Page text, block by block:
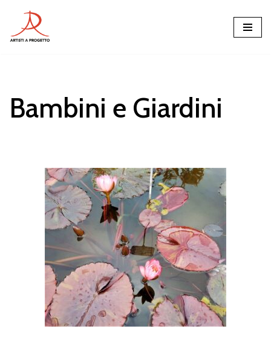
Vai
Bambini e Giardini